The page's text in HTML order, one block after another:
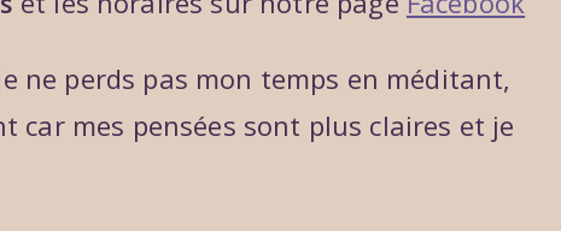
ne perds pas mon temps en méditant,
car mes pensées sont plus claires et je